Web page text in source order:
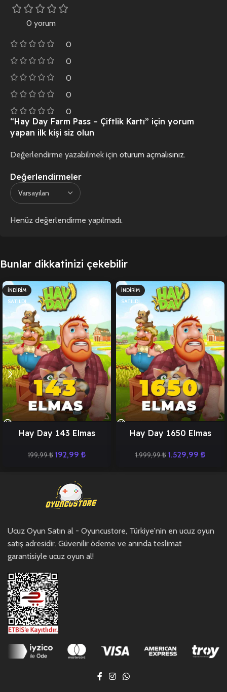
0 yorum
0
0
0
0
0
Değerlendirmeler
Henüz değerlendirme yapılmadı.
“Hay Day Farm Pass – Çiftlik Kartı” için yorum
yapan ilk kişi siz olun
Değerlendirme yazabilmek için oturum açmalısınız.
Bunlar dikkatinizi çekebilir
İNDIRIM
SATILDI
Hay Day 143 Elmas
199,99₺ 192,99 ₺
İNDIRIM
SATILDI
Hay Day 1650 Elmas
1.999,99₺ 1.529,99 ₺
Ucuz Oyun Satın al - Oyuncustore, Türkiye'nin en ucuz oyun
satış adresidir. Güvenilir ödeme ve anında teslimat
garantisiyle ucuz oyun al!